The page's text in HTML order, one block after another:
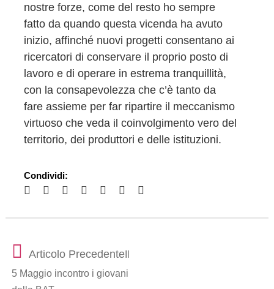
nostre forze, come del resto ho sempre
fatto da quando questa vicenda ha avuto
inizio, affinché nuovi progetti consentano ai
ricercatori di conservare il proprio posto di
lavoro e di operare in estrema tranquillità,
con la consapevolezza che c’è tanto da
fare assieme per far ripartire il meccanismo
virtuoso che veda il coinvolgimento vero del
territorio, dei produttori e delle istituzioni.
Condividi:
Articolo PrecedenteIl
5 Maggio incontro i giovani